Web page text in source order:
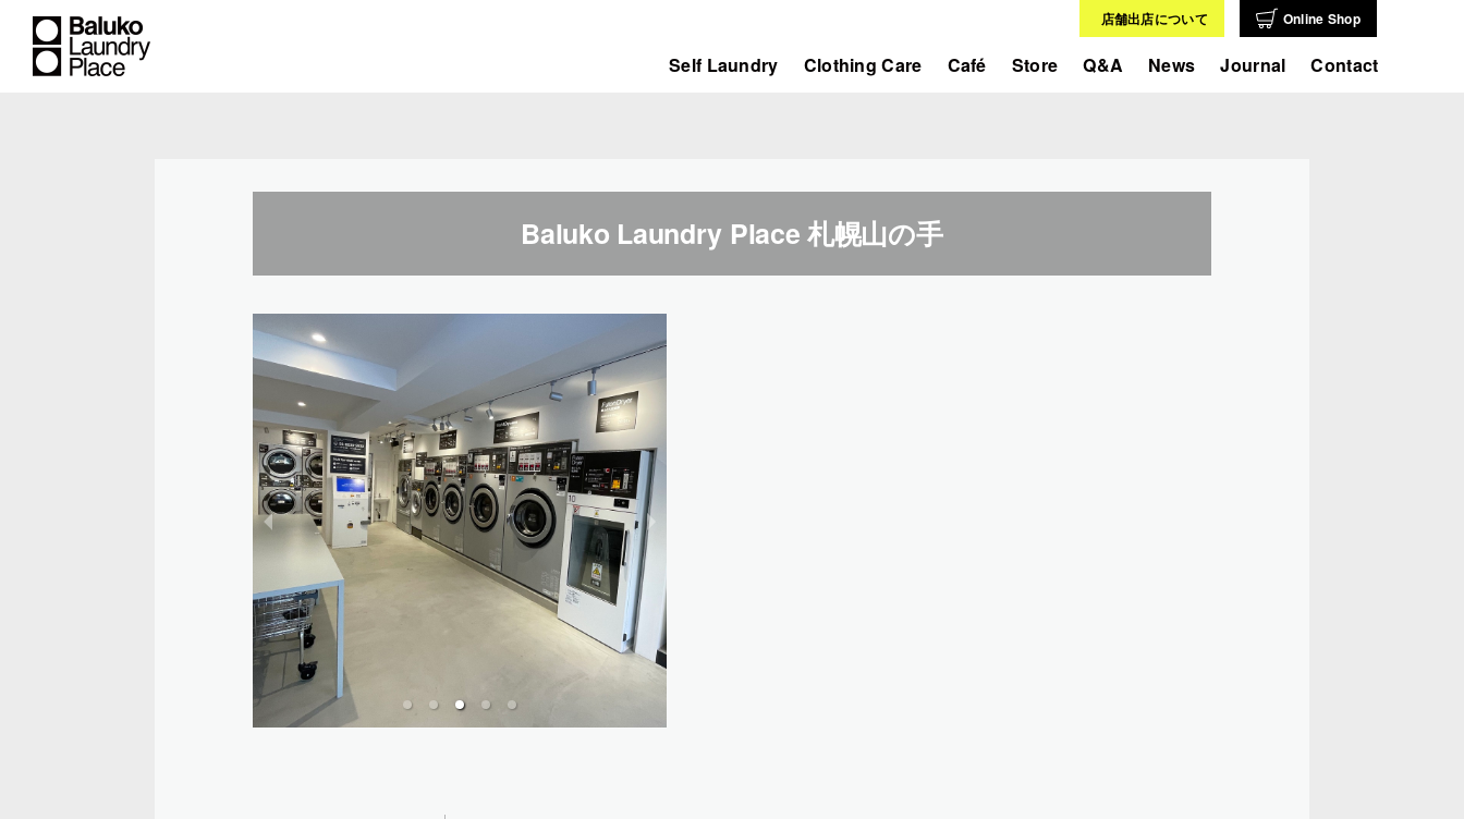
Self Laundry Clothing Care Café Store Q&A News Journal Contact
店舗出店について Online Shop
Baluko Laundry Place 札幌山の手